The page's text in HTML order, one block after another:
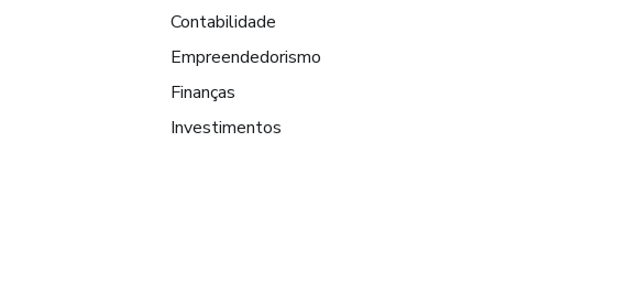
Contabilidade
Empreendedorismo
Finanças
Investimentos